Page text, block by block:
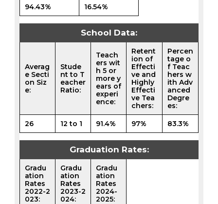
94.43% 16.54%
School Data:
Averag
e Secti
on Siz
e:
Stude
nt to T
eacher
Ratio:
Teach
ers wit
h 5 or
more y
ears of
experi
ence:
Retent
ion of
Effecti
ve and
Highly
Effecti
ve Tea
chers:
Percen
tage o
f Teac
hers w
ith Adv
anced
Degre
es:
26 12 to 1 91.4% 97% 83.3%
Graduation Rates:
Gradu
ation
Rates
2022-2
023:
Gradu
ation
Rates
2023-2
024:
Gradu
ation
Rates
2024-
2025: